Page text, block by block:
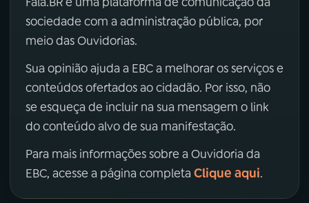
sociedade com a administração pública, por
meio das Ouvidorias.
Sua opinião ajuda a EBC a melhorar os serviços e
conteúdos ofertados ao cidadão. Por isso, não
se esqueça de incluir na sua mensagem o link
do conteúdo alvo de sua manifestação.
Para mais informações sobre a Ouvidoria da
EBC, acesse a página completa Clique aqui.